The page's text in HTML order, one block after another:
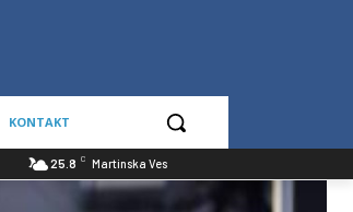
KONTAKT
25.8 C Martinska Ves